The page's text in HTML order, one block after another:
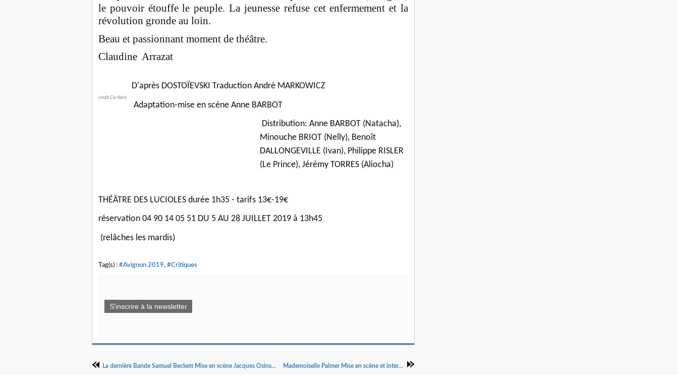
le pouvoir étouffe le peuple. La jeunesse refuse cet enfermement et la
révolution gronde au loin.
Beau et passionnant moment de théâtre.
Claudine Arrazat
crédit Cie Nar6
D'après DOSTOÏEVSKI Traduction André MARKOWICZ
Adaptation-mise en scène Anne BARBOT
Distribution: Anne BARBOT (Natacha),
Minouche BRIOT (Nelly), Benoît
DALLONGEVILLE (Ivan), Philippe RISLER
(Le Prince), Jérémy TORRES (Aliocha)
THÉÂTRE DES LUCIOLES durée 1h35 - tarifs 13€-19€
réservation 04 90 14 05 51 DU 5 AU 28 JUILLET 2019 à 13h45
(relâches les mardis)
Tag(s) : #Avignon 2019, #Critiques
S'inscrire à la newsletter
La dernière Bande Samuel Beckett Mise en scène Jacques Osinski Interprété par Denis Lavant. Mademoiselle Palmer Mise en scène et interprété par Laura Lutard